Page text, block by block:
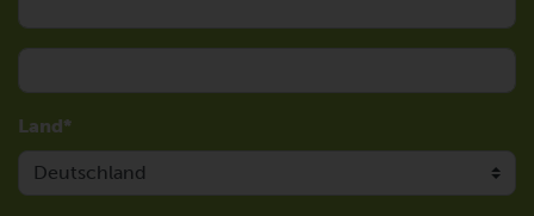
Land